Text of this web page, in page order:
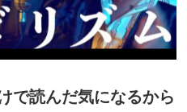
で読んだ気になるから